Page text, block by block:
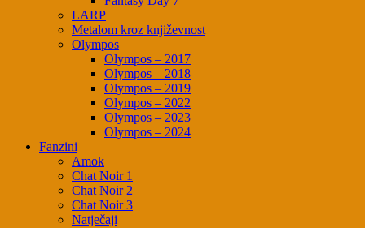
LARP
Metalom kroz književnost
Olympos
Olympos – 2017
Olympos – 2018
Olympos – 2019
Olympos – 2022
Olympos – 2023
Olympos – 2024
Fanzini
Amok
Chat Noir 1
Chat Noir 2
Chat Noir 3
Natječaji